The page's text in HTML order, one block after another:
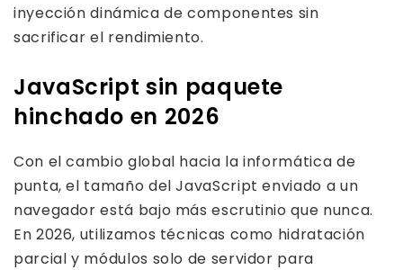
inyección dinámica de componentes sin
sacrificar el rendimiento.
JavaScript sin paquete
hinchado en 2026
Con el cambio global hacia la informática de
punta, el tamaño del JavaScript enviado a un
navegador está bajo más escrutinio que nunca.
En 2026, utilizamos técnicas como hidratación
parcial y módulos solo de servidor para